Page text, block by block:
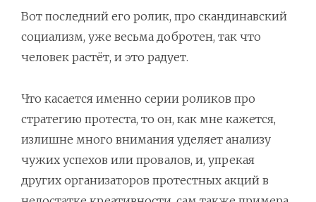
Вот последний его ролик, про скандинавский
социализм, уже весьма добротен, так что
человек растёт, и это радует.
Что касается именно серии роликов про
стратегию протеста, то он, как мне кажется,
излишне много внимания уделяет анализу
чужих успехов или провалов, и, упрекая
других организаторов протестных акций в